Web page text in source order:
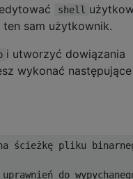
shell
ten sam użytkownik.
i utworzyć dowiązania
wykonać następujące
ścieżkę pliku
do